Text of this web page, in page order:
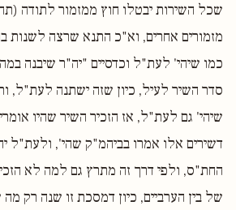
שכל השירות יבטלו חוץ ממזמור לתודה
מזמורים אחרים, וא"כ התנא שרצה לשנות
כמו שיהי' לעת"ל וכדסיים "יה"ר שיבנה
סדר השיר לעיל, כיון שזה ישתנה לעת"ל,
שיהי' גם לעת"ל, אז הזכיר השיר שהיו
דשירים אלו אמרו בביהמ"ק שהי', ולעת"ל
החת"ס, ולפי דרך זה מתרץ גם למה לא
של בין הערביים, כיון דמסכת זו שנה רק